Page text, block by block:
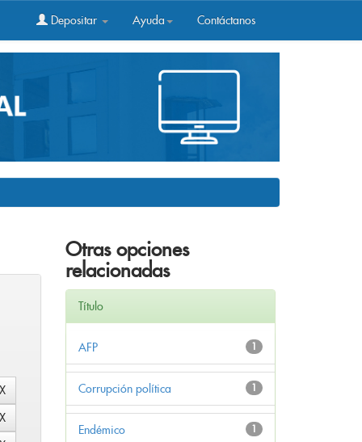
Depositar Ayuda Contáctanos
Otras opciones
relacionadas
Título
1
AFP
1
Corrupción política
1
Endémico